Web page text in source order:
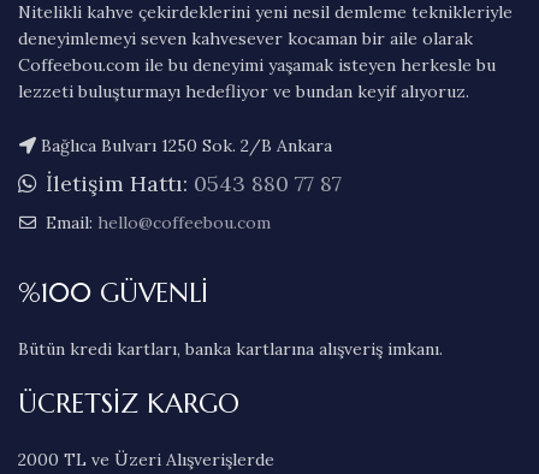
Nitelikli kahve çekirdeklerini yeni nesil demleme teknikleriyle
deneyimlemeyi seven kahvesever kocaman bir aile olarak
Coffeebou.com ile bu deneyimi yaşamak isteyen herkesle bu
lezzeti buluşturmayı hedefliyor ve bundan keyif alıyoruz.
Bağlıca Bulvarı 1250 Sok. 2/B Ankara
İletişim Hattı: 0543 880 77 87
Email: hello@coffeebou.com
%100 GÜVENLİ
Bütün kredi kartları, banka kartlarına alışveriş imkanı.
ÜCRETSİZ KARGO
2000 TL ve Üzeri Alışverişlerde